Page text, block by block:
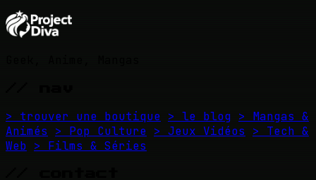
> trouver une boutique > le blog > Mangas &
Animés
> Pop Culture > Jeux Vidéos
> Tech &
Web > Films & Séries